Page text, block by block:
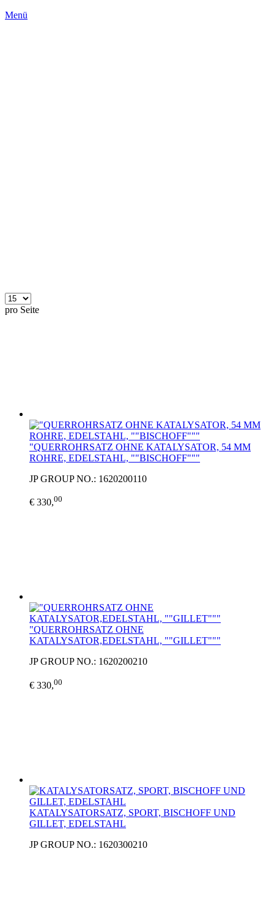
Menü
pro Seite
"QUERROHRSATZ OHNE KATALYSATOR, 54 MM
ROHRE, EDELSTAHL, ""BISCHOFF"""
JP GROUP NO.: 1620200110
€ 330,00
"QUERROHRSATZ OHNE
KATALYSATOR,EDELSTAHL, ""GILLET"""
JP GROUP NO.: 1620200210
€ 330,00
KATALYSATORSATZ, SPORT, BISCHOFF UND
GILLET, EDELSTAHL
JP GROUP NO.: 1620300210